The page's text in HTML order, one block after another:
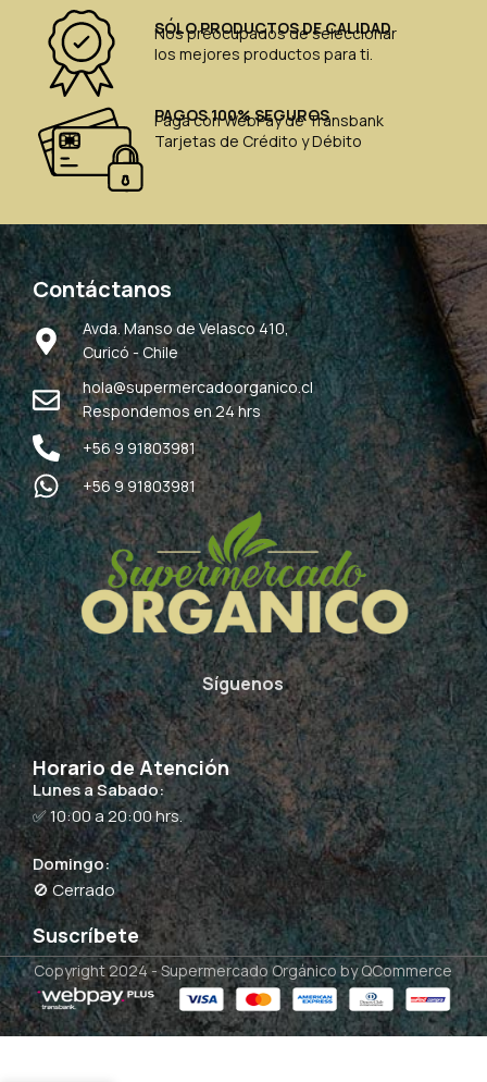
SÓLO PRODUCTOS DE CALIDAD
Nos preocupados de seleccionar
los mejores productos para ti.
PAGOS 100% SEGUROS
Paga con WebPay de Transbank
Tarjetas de Crédito y Débito
Contáctanos
Avda. Manso de Velasco 410,
Curicó - Chile
hola@supermercadoorganico.cl
Respondemos en 24 hrs
+56 9 91803981
+56 9 91803981
Síguenos
Horario de Atención
Lunes a Sabado:
✅ 10:00 a 20:00 hrs.
Domingo:
🚫 Cerrado
Suscríbete
Copyright 2024 -Supermercado Orgánico by QCommerce